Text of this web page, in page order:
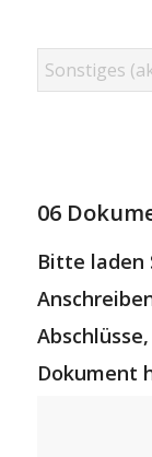
06
Bitte laden
Dokument